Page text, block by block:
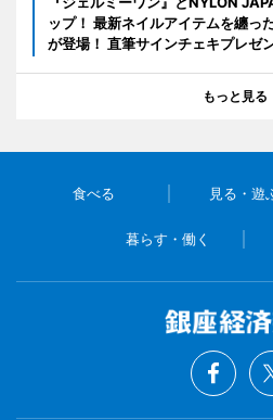
ップ！ 最新ネイルアイテムを纏っ
が登場！ 直筆サインチェキプレゼ
もっと見る
食べる 見る・遊
暮らす・働く